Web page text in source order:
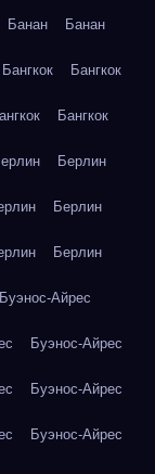
Банан Банан
Бангкок Бангкок
Бангкок
Берлин
Берлин
Берлин
Буэнос-Айрес
Буэнос-Айрес
Буэнос-Айрес
Буэнос-Айрес